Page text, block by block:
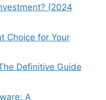
(2024
Choice for Your
Definitive Guide
A